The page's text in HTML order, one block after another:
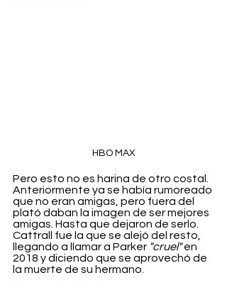
HBO MAX
Pero esto no es harina de otro costal.
Anteriormente ya se había rumoreado
que no eran amigas, pero fuera del
plató daban la imagen de ser mejores
amigas. Hasta que dejaron de serlo.
Cattrall fue la que se alejó del resto,
llegando a llamar a Parker "cruel" en
2018 y diciendo que se aprovechó de
la muerte de su hermano.